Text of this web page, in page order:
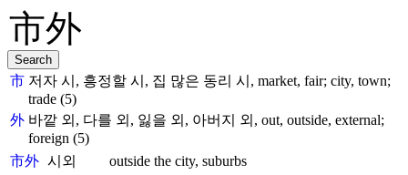
市 저자 시, 흥정할 시, 집 많은 동리 시, market, fair; city, town;
trade (5)
外 바깥 외, 다를 외, 잃을 외, 아버지 외, out, outside, external;
foreign (5)
市外 시외
outside the city, suburbs